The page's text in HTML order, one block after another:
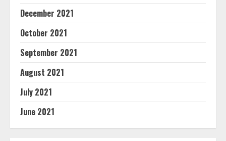
December 2021
October 2021
September 2021
August 2021
July 2021
June 2021